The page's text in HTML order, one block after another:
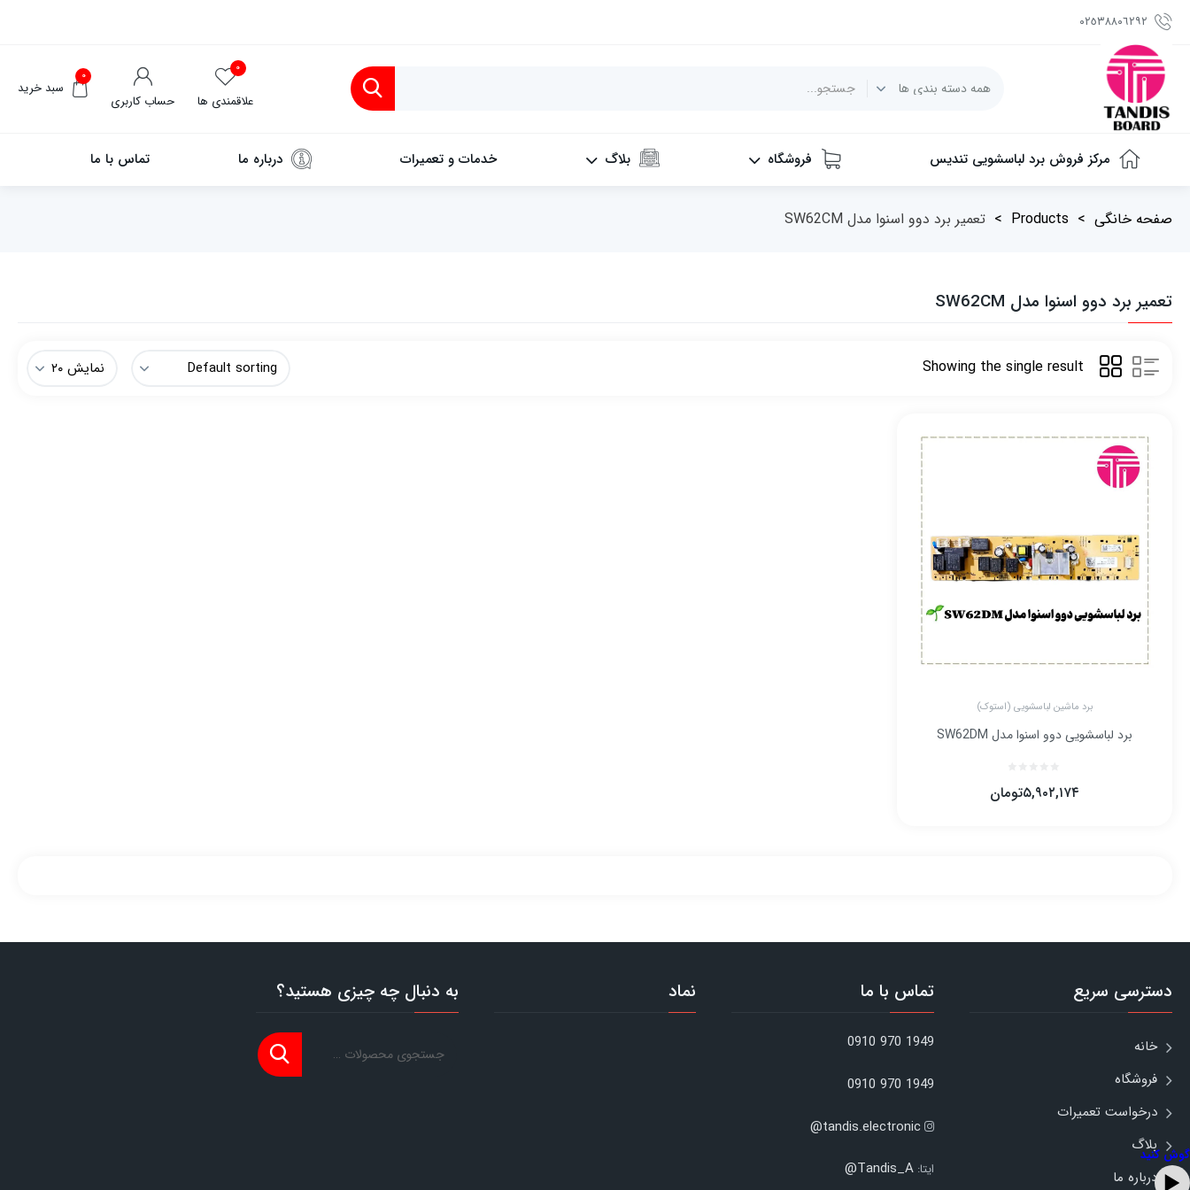
٠٢٥٣٨٨٠٦٢٩٢
۰
سبد خرید
حساب کاربری
۰
علاقمندی ها
مرکز فروش برد لباسشویی تندیس فروشگاه بلاگ خدمات و تعمیرات درباره ما تماس با ما
صفحه خانگی >
Products
> تعمیر برد دوو اسنوا مدل SW62CM
تعمیر برد دوو اسنوا مدل SW62CM
Showing the single result
برد ماشین لباسشویی (استوک)
برد لباسشویی دوو اسنوا مدل SW62DM
تومان۵,۹۰۲,۱۷۴
دسترسی سریع
خانه
فروشگاه
درخواست تعمیرات
بلاگ
درباره ما
گوش کنید
تماس با ما
1949 970 0910
1949 970 0910
tandis.electronic@
ایتا: Tandis_A@
نماد به دنبال چه چیزی هستید؟